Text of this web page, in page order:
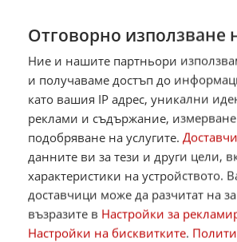
като предпочитан източник в
Отговорно използване
Ние и нашите партньори
и получаваме достъп до
като вашия IP адрес, уникални
реклами и съдържание,
подобряване на услугите.
данните ви за тези и други цели,
характеристики на устройството.
доставчици може да разчитат на
възразите в Настройки за
Настройки на бисквитките.